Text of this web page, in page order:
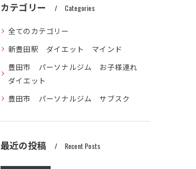
カテゴリー Categories
全てのカテゴリー
新豊田駅 ダイエット マインド
豊田市 パーソナルジム お子様連れ
ダイエット
豊田市 パーソナルジム サブスク
最近の投稿 Recent Posts